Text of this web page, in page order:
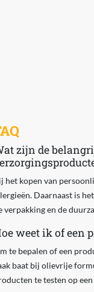
zijn de
het kopen van
Daarnaast is
verpakking en de
weet ik of een
te bepalen of een
baat bij olievrije
te testen op